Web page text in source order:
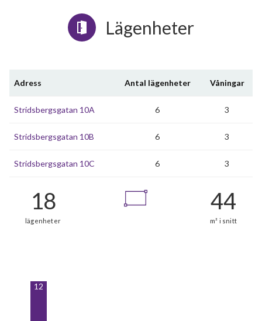
Lägenheter
Adress Antal lägenheter Våningar
Stridsbergsgatan 10A 6 3
Stridsbergsgatan 10B 6 3
Stridsbergsgatan 10C 6 3
12